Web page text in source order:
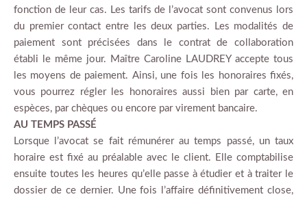
fonction de leur cas. Les tarifs de l’avocat sont convenus lors
du premier contact entre les deux parties. Les modalités de
paiement sont précisées dans le contrat de collaboration
établi le même jour. Maître Caroline LAUDREY accepte tous
les moyens de paiement. Ainsi, une fois les honoraires fixés,
vous pourrez régler les honoraires aussi bien par carte, en
espèces, par chèques ou encore par virement bancaire.
AU TEMPS PASSÉ
Lorsque l’avocat se fait rémunérer au temps passé, un taux
horaire est fixé au préalable avec le client. Elle comptabilise
ensuite toutes les heures qu’elle passe à étudier et à traiter le
dossier de ce dernier. Une fois l’affaire définitivement close,